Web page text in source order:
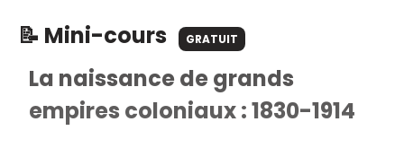
📝 Mini-cours GRATUIT
La naissance de grands
empires coloniaux : 1830-1914